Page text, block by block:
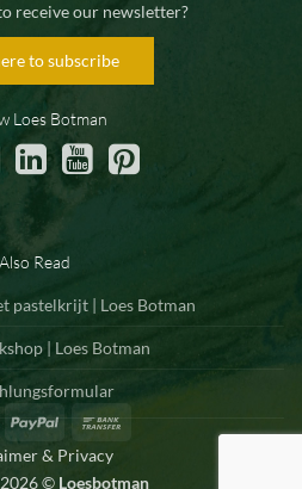
receive our newsletter?
to subscribe
Loes Botman
Also Read
pastelkrijt | Loes Botman
| Loes Botman
PayPal
& Privacy
© Loesbotman